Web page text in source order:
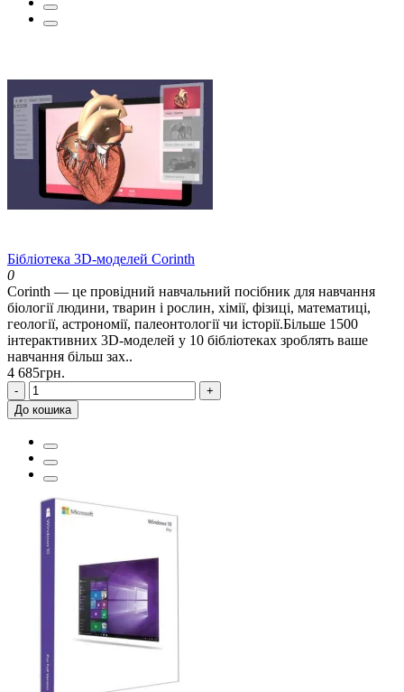
Бібліотека 3D-моделей Corinth
0
Corinth — це провідний навчальний посібник для навчання
біології людини, тварин і рослин, хімії, фізиці, математиці,
геології, астрономії, палеонтології чи історії.Більше 1500
інтерактивних 3D-моделей у 10 бібліотеках зроблять ваше
навчання більш зах..
4 685грн.
-
+
До кошика